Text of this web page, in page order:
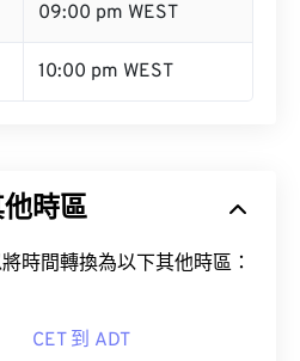
09:00 pm WEST
10:00 pm WEST
時區
時間轉換為以下其他時區：
CET 到 ADT